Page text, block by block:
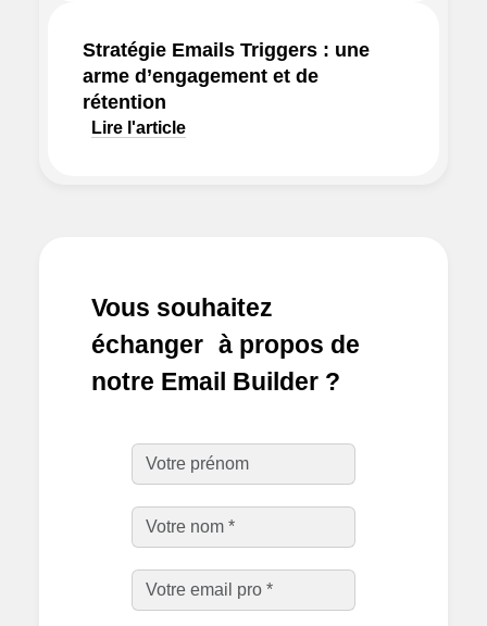
Stratégie Emails Triggers : une
arme d’engagement et de
rétention
Lire l'article
Vous souhaitez
échanger à propos de
notre Email Builder ?